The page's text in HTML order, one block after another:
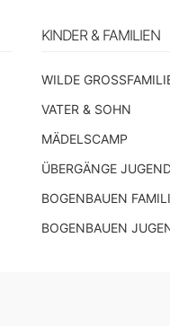
KINDER & FAMILIEN
WILDE
VATER & SOHN
MÄDELSCAMP
ÜBERGÄNGE
BOGENBAUEN
BOGENBAUEN